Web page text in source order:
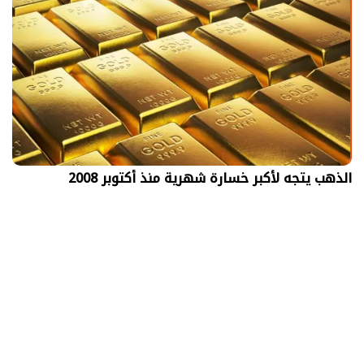
الذهب يتجه لأكبر خسارة شهرية منذ أكتوبر 2008